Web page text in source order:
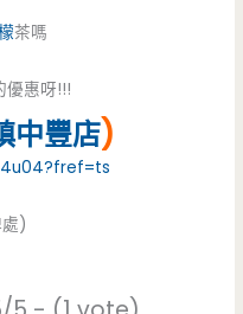
茶嗎
優惠呀!!!
中豐店)
)